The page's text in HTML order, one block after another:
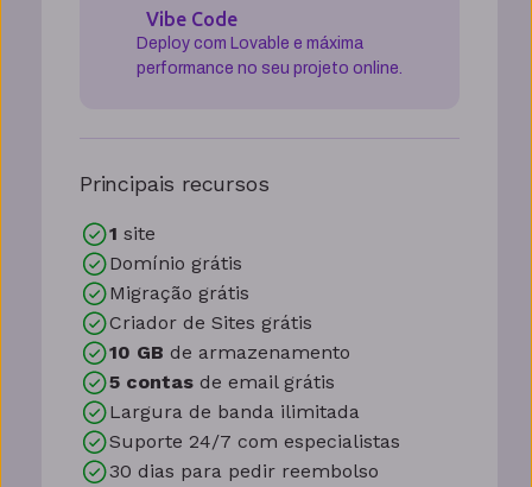
Vibe Code
Deploy com Lovable e máxima
performance no seu projeto online.
Principais recursos
1 site
Domínio grátis
Migração grátis
Criador de Sites grátis
10 GB de armazenamento
5 contas de email grátis
Largura de banda ilimitada
Suporte 24/7 com especialistas
30 dias para pedir reembolso